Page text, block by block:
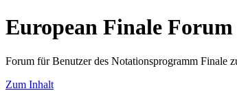
European Finale Forum
Forum für Benutzer des Notationsprogramm Finale
Zum Inhalt